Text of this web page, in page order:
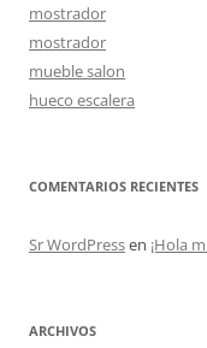
mostrador
mostrador
mueble salon
hueco escalera
COMENTARIOS RECIENTES
Sr WordPressen ¡Hola
ARCHIVOS